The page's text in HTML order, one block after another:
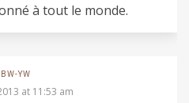
à tout le monde.
YW
at 11:53 am